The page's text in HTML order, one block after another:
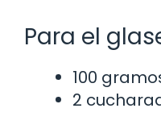
Para el
100
2